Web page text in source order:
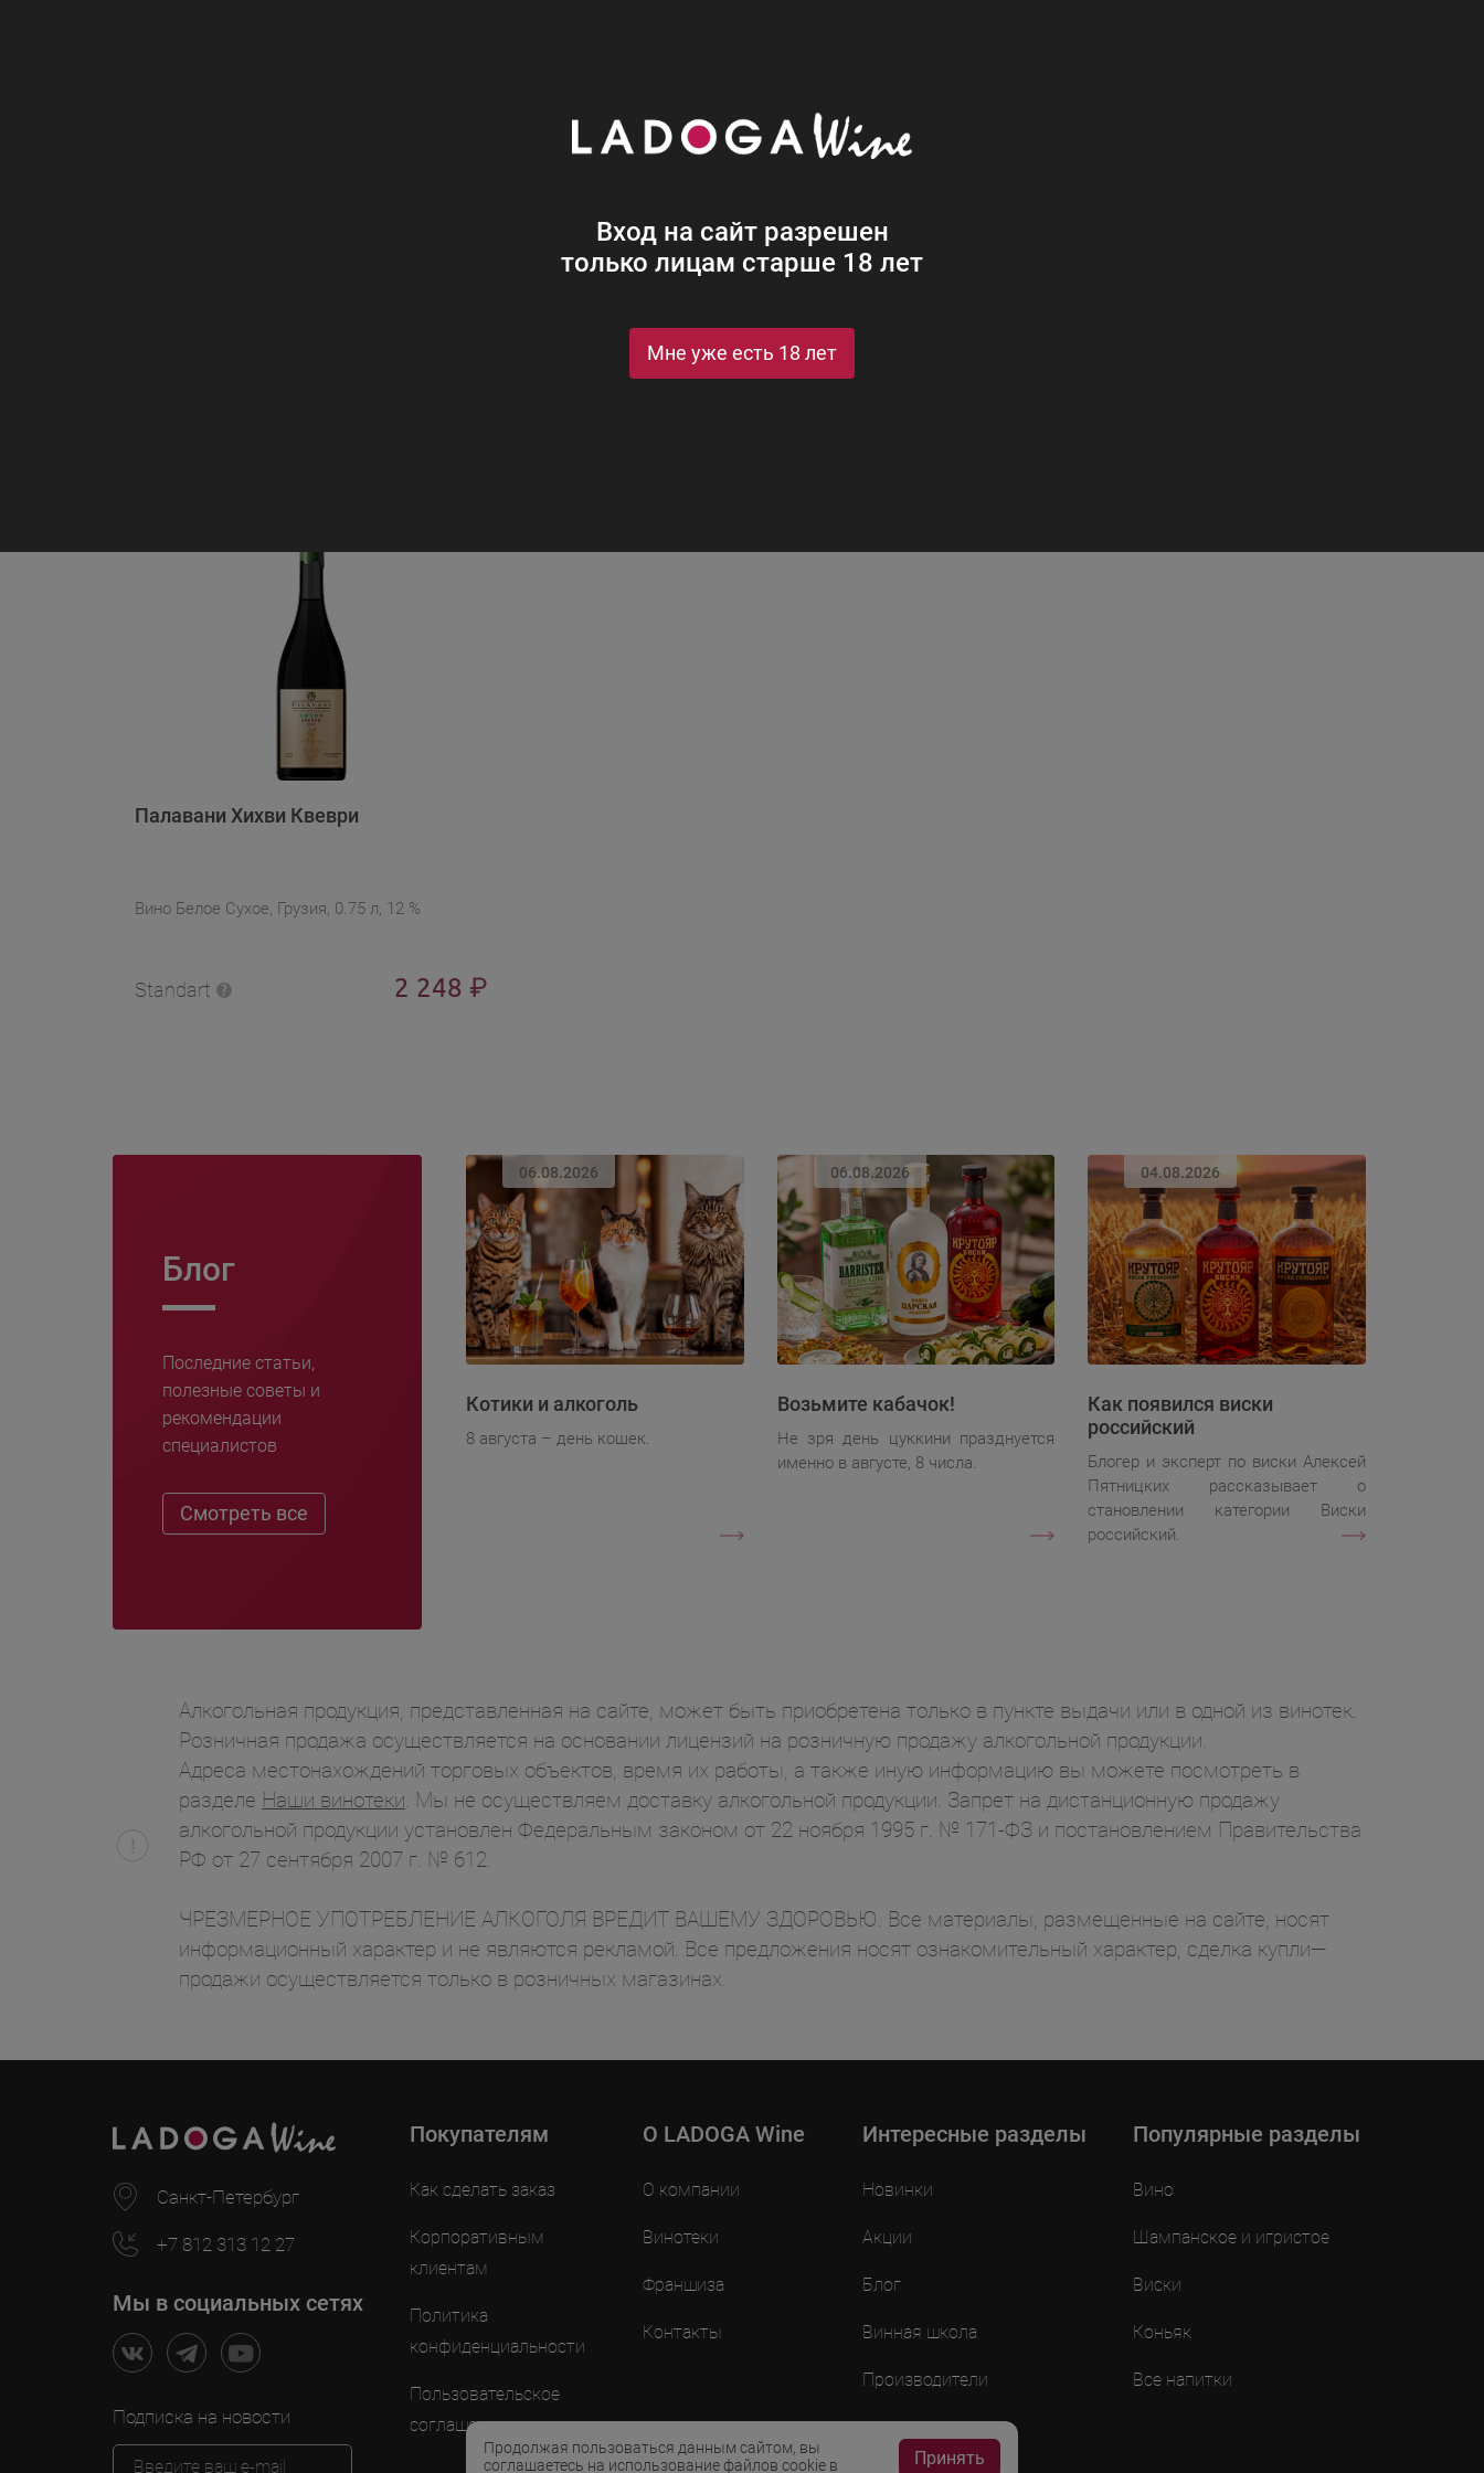
Вход на сайт разрешен
только лицам старше 18 лет
Мне уже есть 18 лет
Палавани Хихви Квеври
Вино Белое Сухое, Грузия, 0.75 л, 12 %
Standart 2 248 ₽
Блог
Последние статьи,
полезные советы и
рекомендации
специалистов
Смотреть все
06.08.2026
Котики и алкоголь
8 августа – день кошек.
06.08.2026
Возьмите кабачок!
Не зря день цуккини празднуется
именно в августе, 8 числа.
04.08.2026
Как появился виски
российский
Блогер и эксперт по виски Алексей
Пятницких рассказывает о
становлении категории Виски
российский.
Продолжая пользоваться данным сайтом, вы
соглашаетесь на использование файлов cookie в
Принять
Алкогольная продукция, представленная на сайте, может быть приобретена только в пункте выдачи или в одной из винотек.
Розничная продажа осуществляется на основании лицензий на розничную продажу алкогольной продукции.
Адреса местонахождений торговых объектов, время их работы, а также иную информацию вы можете посмотреть в
разделе Наши винотеки. Мы не осуществляем доставку алкогольной продукции. Запрет на дистанционную продажу
алкогольной продукции установлен Федеральным законом от 22 ноября 1995 г. № 171-ФЗ и постановлением Правительства
РФ от 27 сентября 2007 г. № 612.
ЧРЕЗМЕРНОЕ УПОТРЕБЛЕНИЕ АЛКОГОЛЯ ВРЕДИТ ВАШЕМУ ЗДОРОВЬЮ. Все материалы, размещенные на сайте, носят
информационный характер и не являются рекламой. Все предложения носят ознакомительный характер, сделка купли—
продажи осуществляется только в розничных магазинах.
Санкт-Петербург
+7 812 313 12 27
Мы в социальных сетях
Подписка на новости
Покупателям
Как сделать заказ
Корпоративным
клиентам
Политика
конфиденциальности
Пользовательское
соглашение
O LADOGA Wine
О компании
Винотеки
Франшиза
Контакты
Интересные разделы
Новинки
Акции
Блог
Винная школа
Производители
Популярные разделы
Вино
Шампанское и игристое
Виски
Коньяк
Все напитки